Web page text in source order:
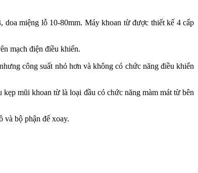
miệng lỗ 10-80mm. Máy khoan từ được thiết kế 4 cấp
mạch điện điều khiển.
công suất nhỏ hơn và không có chức năng điều khiển
mũi khoan từ là loại đầu có chức năng màm mát từ bên
và bộ phận đế xoay.